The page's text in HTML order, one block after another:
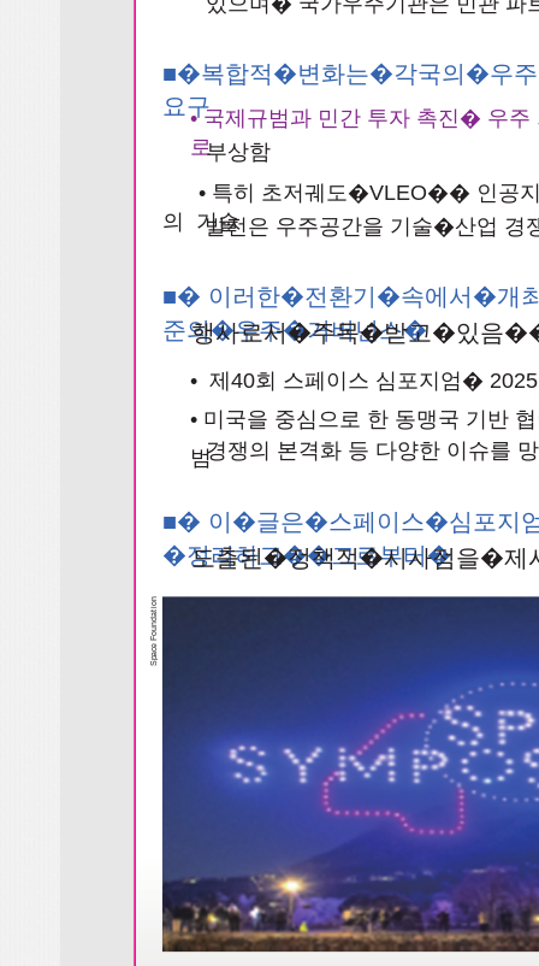
■�복합적�변화는�각국의�우
요구• 국제규범과 민간 투자 촉진� 우
로부상함
• 특히 초저궤도�VLEO�� 인공지
의 기술발전은 우주공간을 기술�산업 경
■� 이러한�전환기�속에서�개
준의�우주�거버넌스�
행사로서�주목�받고�있음
• 제40회 스페이스 심포지엄�
• 미국을 중심으로 한 동맹국 기반
범경쟁의 본격화 등 다양한 이슈를
■� 이�글은�스페이스�심포지
�정리하고��그로부터�
도출된�정책적�시사점을�제
Sp
ac
e
F
o
un
d
at
io
n